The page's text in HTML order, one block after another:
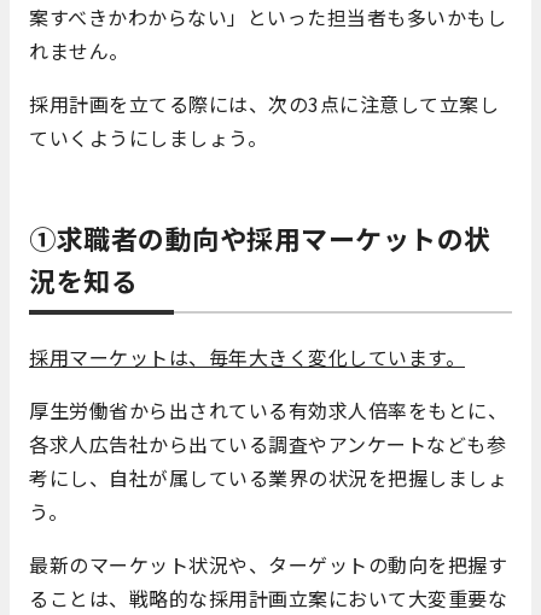
案すべきかわからない」といった担当者も多いかもし
れません。
採用計画を立てる際には、次の3点に注意して立案し
ていくようにしましょう。
①求職者の動向や採用マーケットの状
況を知る
採用マーケットは、毎年大きく変化しています。
厚生労働省から出されている有効求人倍率をもとに、
各求人広告社から出ている調査やアンケートなども参
考にし、自社が属している業界の状況を把握しましょ
う。
最新のマーケット状況や、ターゲットの動向を把握す
ることは、戦略的な採用計画立案において大変重要な